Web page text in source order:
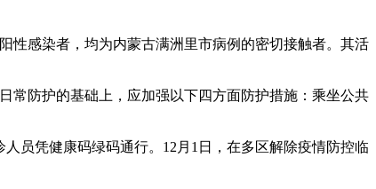
性感染者，均为内蒙古满洲里市病例的密切接触者。其活
常防护的基础上，应加强以下四方面防护措施：乘坐公共
员凭健康码绿码通行。12月1日，在多区解除疫情防控临